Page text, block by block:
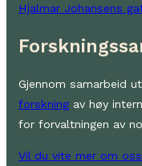
Hjalmar Johansens
Gjennom samarbeid
forskning av høy
for forvaltningen av
Vil du vite mer om